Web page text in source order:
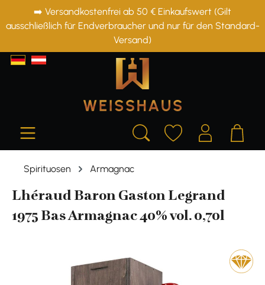
springen
➡️ Versandkostenfrei ab 50 € Einkaufswert (Gilt
ausschließlich für Endverbraucher und nur für den Standard-
Versand)
Spirituosen Armagnac
Lhéraud Baron Gaston Legrand
1975 Bas Armagnac 40% vol. 0,70l